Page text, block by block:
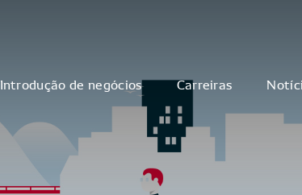
Introdução de negócios Carreiras